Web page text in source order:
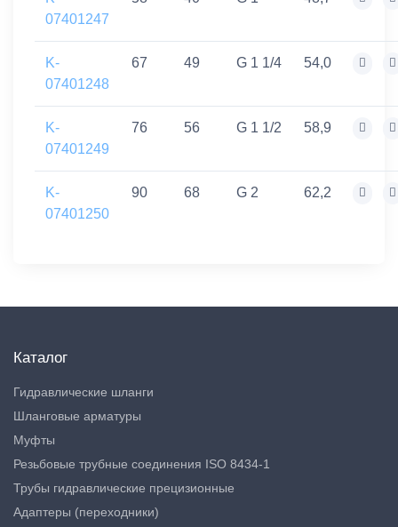
07401247
K-
07401248
67 49 G 1 1/4 54,0
K-
07401249
76 56 G 1 1/2 58,9
K-
07401250
90 68 G 2 62,2
Каталог
Гидравлические шланги
Шланговые арматуры
Муфты
Резьбовые трубные соединения ISO 8434-1
Трубы гидравлические прецизионные
Адаптеры (переходники)